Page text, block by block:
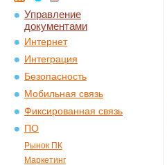
Управление
документами
Интернет
Интеграция
Безопасность
Мобильная связь
Фиксированная связь
ПО
Рынок ПК
Маркетинг